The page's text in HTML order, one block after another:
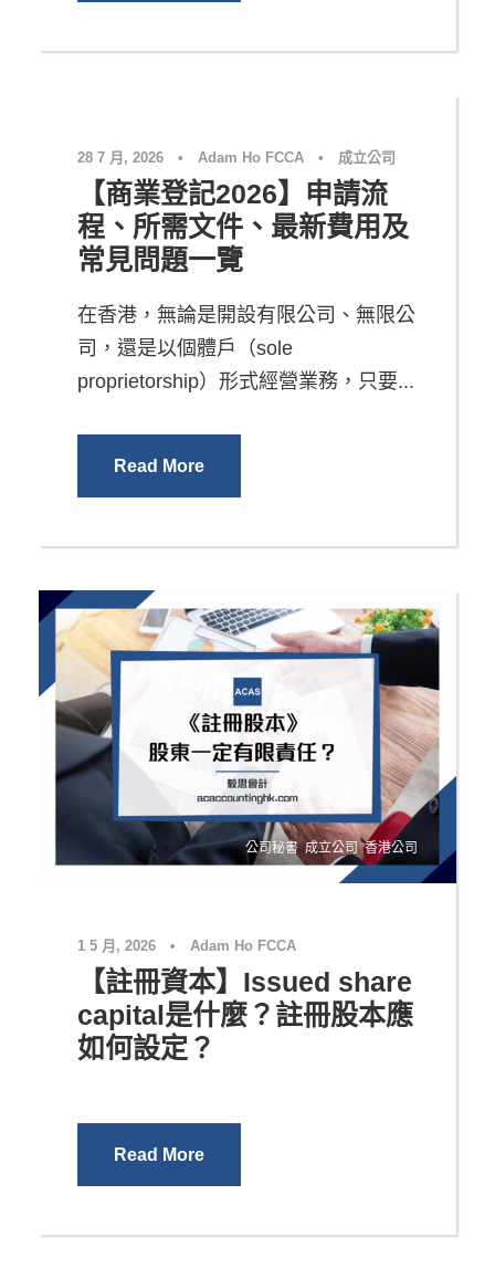
28 7 月, 2026 • Adam Ho FCCA • 成立公司
【商業登記2026】申請流
程、所需文件、最新費用及
常見問題一覽
在香港，無論是開設有限公司、無限公
司，還是以個體戶（sole
proprietorship）形式經營業務，只要...
Read More
公司秘書, 成立公司, 香港公司
1 5 月, 2026 • Adam Ho FCCA
【註冊資本】Issued share
capital是什麼？註冊股本應
如何設定？
Read More